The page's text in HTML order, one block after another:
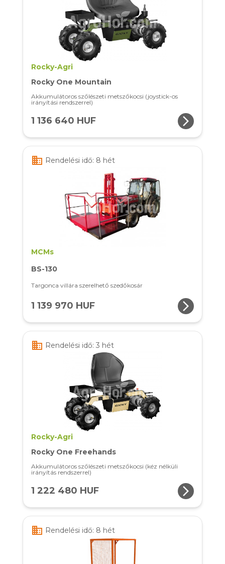
Rocky-Agri
Rocky One Mountain
Akkumulátoros szőlészeti metszőkocsi (joystick-os
irányítási rendszerrel)
1 136 640 HUF arrow_forward_ios
business Rendelési idő: 8 hét
MCMs
BS-130
Targonca villára szerelhető szedőkosár
1 139 970 HUF arrow_forward_ios
business Rendelési idő: 3 hét
Rocky-Agri
Rocky One Freehands
Akkumulátoros szőlészeti metszőkocsi (kéz nélküli
irányítás rendszerrel)
1 222 480 HUF arrow_forward_ios
business Rendelési idő: 8 hét